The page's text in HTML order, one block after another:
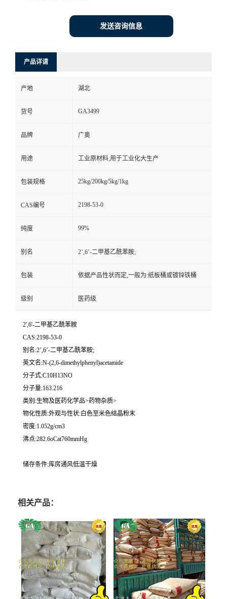
发送咨询信息
产品详请
产地 湖北
货号 GA3499
品牌 广奥
用途 工业原材料,用于工业化大生产
包装规格 25kg/200kg/5kg/1kg
CAS编号 2198-53-0
纯度 99%
别名 2’,6’-二甲基乙酰苯胺;
包装 依据产品性状而定,一般为:纸板桶或镀锌铁桶
级别 医药级
2',6'-二甲基乙酰苯胺
CAS:2198-53-0
别名:2’,6’-二甲基乙酰苯胺;
英文名:N-(2,6-dimethylphenyl)acetamide
分子式:C10H13NO
分子量:163.216
类别:生物及医药化学品>药物杂质>
物化性质:外观与性状:白色至米色结晶粉末
密度:1.052g/cm3
沸点:282.6oCat760mmHg
储存条件:库房通风低温干燥
相关产品：